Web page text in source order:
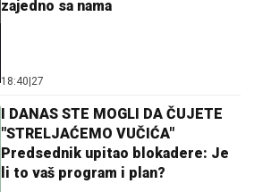
zajedno sa nama
18:40 27
I DANAS STE MOGLI DA ČUJETE
"STRELJAĆEMO VUČIĆA"
Predsednik upitao blokadere: Je
li to vaš program i plan?